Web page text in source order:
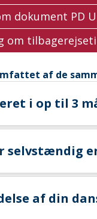
dokument PD
om
af de
i op til 3
selvstændig
af din